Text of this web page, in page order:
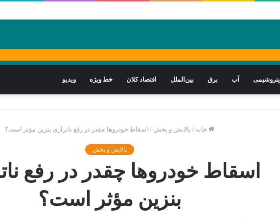
پتروشیمی آب برق بین‌الملل اقتصاد کلان خط ویژه ویدیو
خانه / پالایش و پخش / اسقاط خودروها چقدر در رفع ناترازی بنزین مؤثر است؟
پالایش و پخش
اسقاط خودروها چقدر در رفع
بنزین مؤثر است؟